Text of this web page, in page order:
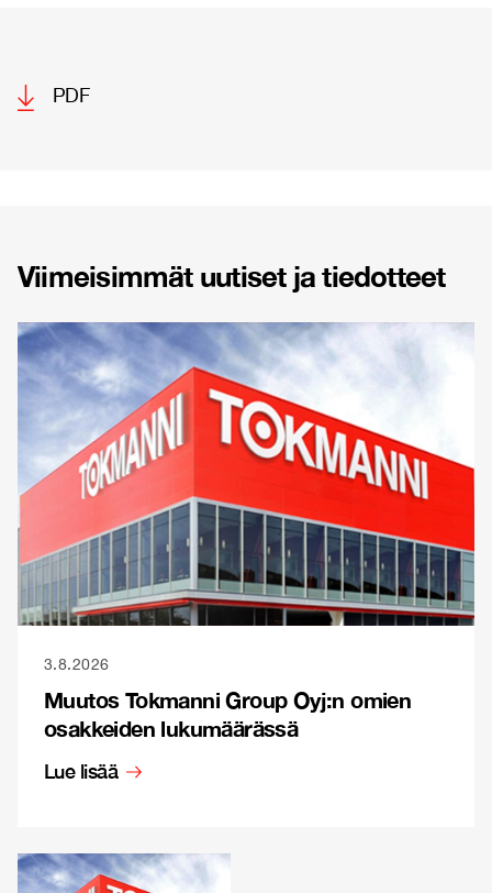
PDF
Viimeisimmät uutiset ja tiedotteet
3.8.2026
Muutos Tokmanni Group Oyj:n omien
osakkeiden lukumäärässä
Lue lisää